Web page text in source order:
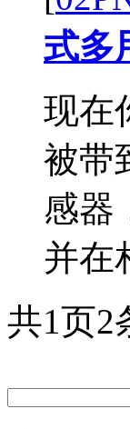
式多
现在
被带
感器
并在
共1页2